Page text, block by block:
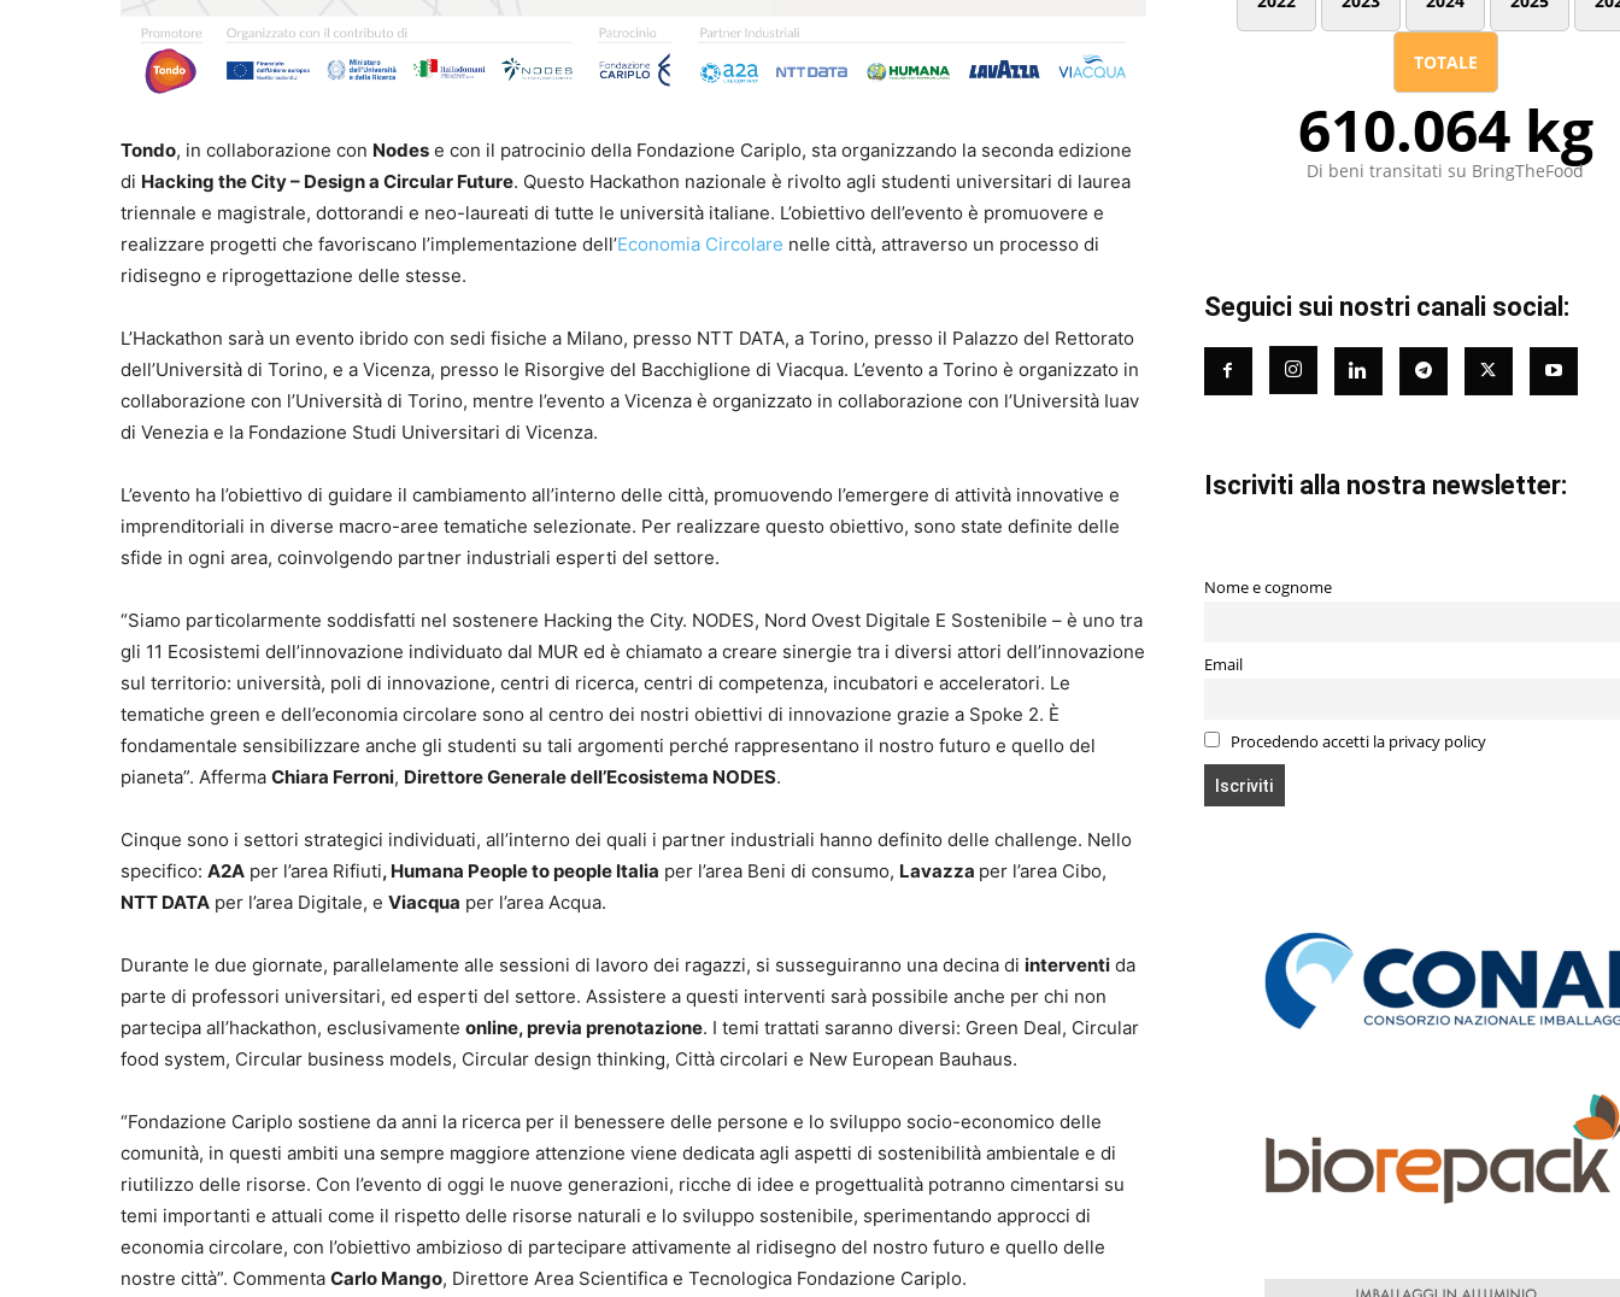
Tondo, in collaborazione con Nodes e con il patrocinio della Fondazione Cariplo, sta organizzando la seconda edizione
di Hacking the City – Design a Circular Future. Questo Hackathon nazionale è rivolto agli studenti universitari di laurea
triennale e magistrale, dottorandi e neo-laureati di tutte le università italiane. L’obiettivo dell’evento è promuovere e
realizzare progetti che favoriscano l’implementazione dell’Economia Circolare nelle città, attraverso un processo di
ridisegno e riprogettazione delle stesse.
L’Hackathon sarà un evento ibrido con sedi fisiche a Milano, presso NTT DATA, a Torino, presso il Palazzo del Rettorato
dell’Università di Torino, e a Vicenza, presso le Risorgive del Bacchiglione di Viacqua. L’evento a Torino è organizzato in
collaborazione con l’Università di Torino, mentre l’evento a Vicenza è organizzato in collaborazione con l’Università Iuav
di Venezia e la Fondazione Studi Universitari di Vicenza.
L’evento ha l’obiettivo di guidare il cambiamento all’interno delle città, promuovendo l’emergere di attività innovative e
imprenditoriali in diverse macro-aree tematiche selezionate. Per realizzare questo obiettivo, sono state definite delle
sfide in ogni area, coinvolgendo partner industriali esperti del settore.
“Siamo particolarmente soddisfatti nel sostenere Hacking the City. NODES, Nord Ovest Digitale E Sostenibile – è uno tra
gli 11 Ecosistemi dell’innovazione individuato dal MUR ed è chiamato a creare sinergie tra i diversi attori dell’innovazione
sul territorio: università, poli di innovazione, centri di ricerca, centri di competenza, incubatori e acceleratori. Le
tematiche green e dell’economia circolare sono al centro dei nostri obiettivi di innovazione grazie a Spoke 2. È
fondamentale sensibilizzare anche gli studenti su tali argomenti perché rappresentano il nostro futuro e quello del
pianeta”. Afferma Chiara Ferroni, Direttore Generale dell’Ecosistema NODES.
Cinque sono i settori strategici individuati, all’interno dei quali i partner industriali hanno definito delle challenge. Nello
specifico: A2A per l’area Rifiuti, Humana People to people Italia per l’area Beni di consumo, Lavazza per l’area Cibo,
NTT DATA per l’area Digitale, e Viacqua per l’area Acqua.
Durante le due giornate, parallelamente alle sessioni di lavoro dei ragazzi, si susseguiranno una decina di interventi da
parte di professori universitari, ed esperti del settore. Assistere a questi interventi sarà possibile anche per chi non
partecipa all’hackathon, esclusivamente online, previa prenotazione. I temi trattati saranno diversi: Green Deal, Circular
food system, Circular business models, Circular design thinking, Città circolari e New European Bauhaus.
“Fondazione Cariplo sostiene da anni la ricerca per il benessere delle persone e lo sviluppo socio-economico delle
comunità, in questi ambiti una sempre maggiore attenzione viene dedicata agli aspetti di sostenibilità ambientale e di
riutilizzo delle risorse. Con l’evento di oggi le nuove generazioni, ricche di idee e progettualità potranno cimentarsi su
temi importanti e attuali come il rispetto delle risorse naturali e lo sviluppo sostenibile, sperimentando approcci di
economia circolare, con l’obiettivo ambizioso di partecipare attivamente al ridisegno del nostro futuro e quello delle
nostre città”. Commenta Carlo Mango, Direttore Area Scientifica e Tecnologica Fondazione Cariplo.
TOTALE
610.064 kg
Di beni transitati su BringTheFood
Seguici sui nostri canali social:
Iscriviti alla nostra newsletter:
Nome e cognome
Email
Procedendo accetti la privacy policy